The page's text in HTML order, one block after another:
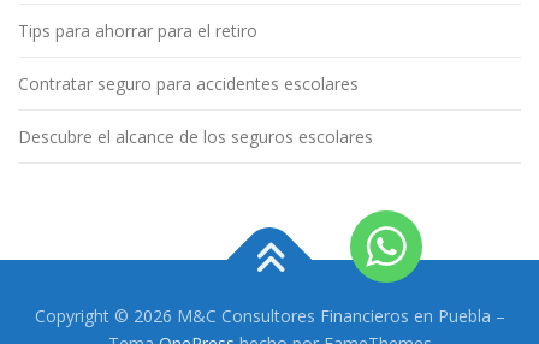
Tips para ahorrar para el retiro
Contratar seguro para accidentes escolares
Descubre el alcance de los seguros escolares
Copyright © 2026 M&C Consultores Financieros en Puebla –